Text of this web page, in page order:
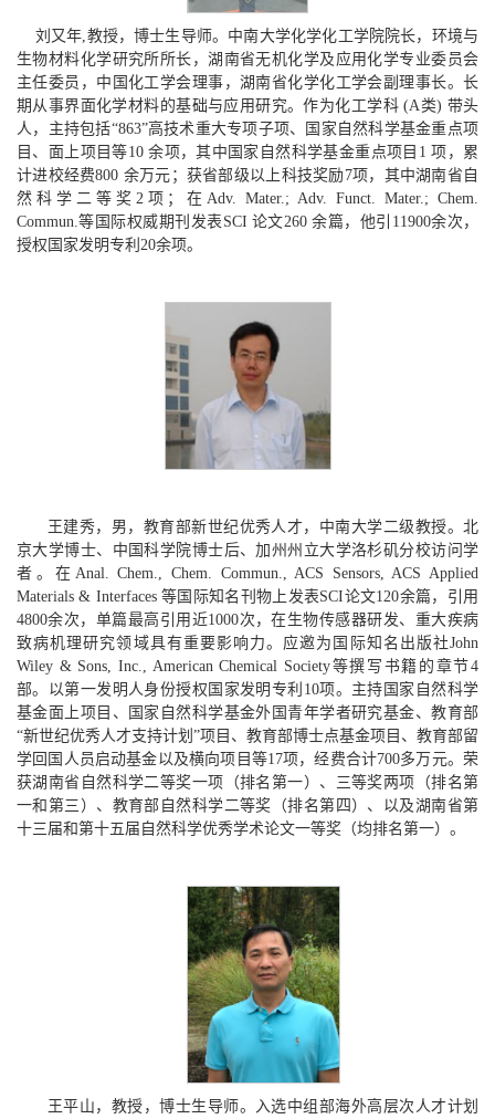
刘又年,教授，博士生导师。中南大学化学化工学院院长，环境与
生物材料化学研究所所长，湖南省无机化学及应用化学专业委员会
主任委员，中国化工学会理事，湖南省化学化工学会副理事长。长
期从事界面化学材料的基础与应用研究。作为化工学科 (A类) 带头
人 ，主持包括“863”高技术重大专项子项、国家自然科学基金重点项
目、面上项目等10 余项，其中国家自然科学基金重点项目1 项，累
计进校经费800 余万元；获省部级以上科技奖励7项，其中湖南省自
然科学二等奖2项；在Adv. Mater.; Adv. Funct. Mater.; Chem.
Commun.等国际权威期刊发表SCI 论文260 余篇，他引11900余次，
授权国家发明专利20余项。
王建秀，男，教育部新世纪优秀人才，中南大学二级教授。北
京大学博士、中国科学院博士后、加州州立大学洛杉矶分校访问学
者。在Anal. Chem., Chem. Commun., ACS Sensors, ACS Applied
Materials & Interfaces 等国际知名刊物上发表SCI论文120余篇，引用
4800余次，单篇最高引用近1000次，在生物传感器研发、重大疾病
致病机理研究领域具有重要影响力。应邀为国际知名出版社John
Wiley & Sons, Inc., American Chemical Society等撰写书籍的章节4
部。以第一发明人身份授权国家发明专利10项。主持国家自然科学
基金面上项目、国家自然科学基金外国青年学者研究基金、教育部
“新世纪优秀人才支持计划”项目、教育部博士点基金项目、教育部留
学回国人员启动基金以及横向项目等17项，经费合计700多万元。荣
获湖南省自然科学二等奖一项（排名第一）、三等奖两项（排名第
一和第三）、教育部自然科学二等奖（排名第四）、以及湖南省第
十三届和第十五届自然科学优秀学术论文一等奖（均排名第一）。
王平山，教授，博士生导师。入选中组部海外高层次人才计划